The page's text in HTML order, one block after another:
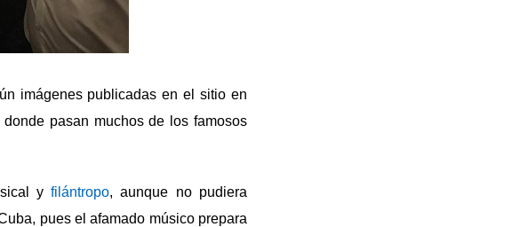
imágenes publicadas en el sitio en
pasan muchos de los famosos
yfilántropo, aunque no pudiera
pues el afamado músico prepara